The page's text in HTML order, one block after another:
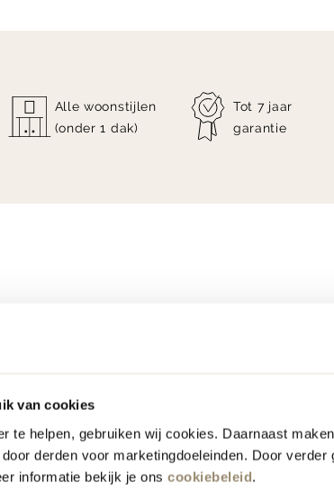
van cookies
te helpen, gebruiken wij cookies. Daarnaast
derden voor marketingdoeleinden. Door
informatie bekijk je ons cookiebeleid.
Alle woonstijlen
(onder 1 dak)
Tot 7 jaar
garantie